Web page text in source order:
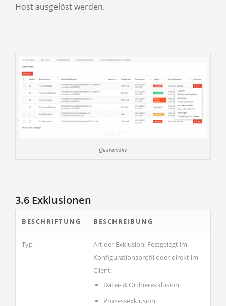
Host ausgelöst werden.
Quarantäne
3.6 Exklusionen
BESCHRIFTUNG BESCHREIBUNG
Typ
Art der Exklusion. Festgelegt im
Konfigurationsprofil oder direkt im
Client:
Datei- & Ordnerexklusion
Prozessexklusion